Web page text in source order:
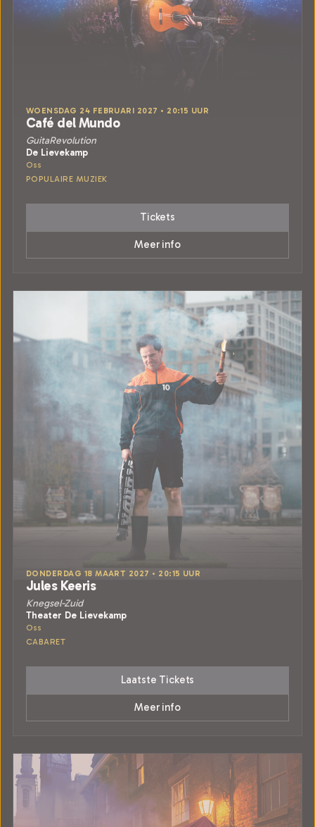
WOENSDAG 24 FEBRUARI 2027 • 20:15 UUR
Café del Mundo
GuitaRevolution
De Lievekamp
Oss
POPULAIRE MUZIEK
Tickets
Meer info
DONDERDAG 18 MAART 2027 • 20:15 UUR
Jules Keeris
Knegsel-Zuid
Theater De Lievekamp
Oss
CABARET
Laatste Tickets
Meer info